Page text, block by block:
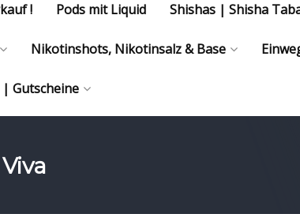
! Pods mit Liquid Shishas | Shisha
Nikotinshots, Nikotinsalz & Base
Gutscheine